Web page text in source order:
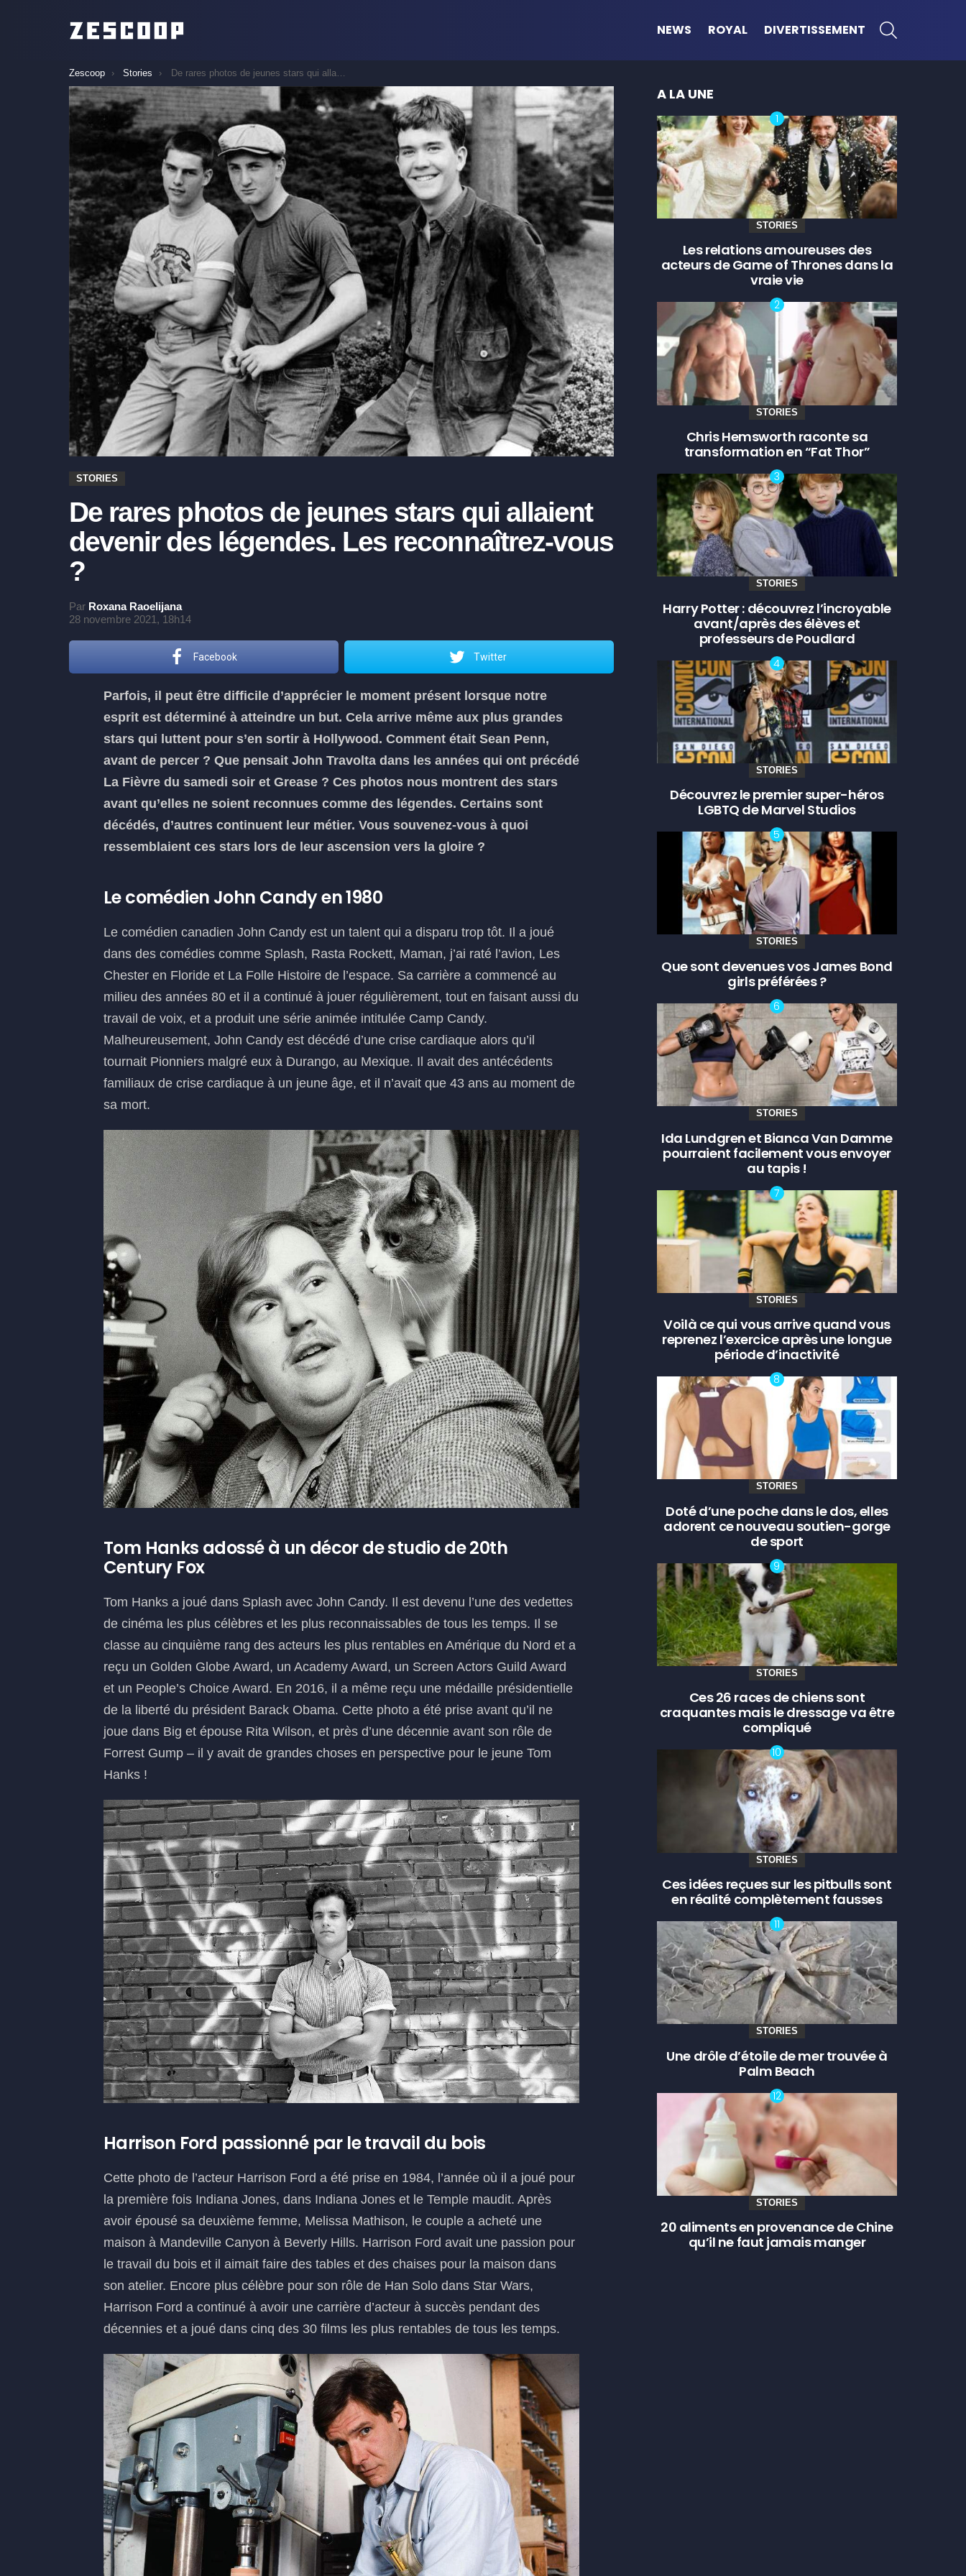
NEWS ROYAL DIVERTISSEMENT
You are here:
Zescoop Stories De rares photos de jeunes stars qui allaient devenir des légendes. Les reconnaîtrez-vous ?
STORIES
De rares photos de jeunes stars qui allaient
devenir des légendes. Les reconnaîtrez-vous
?
Par Roxana Raoelijana
28 novembre 2021, 18h14
Facebook Twitter
Parfois, il peut être difficile d’apprécier le moment présent lorsque notre
esprit est déterminé à atteindre un but. Cela arrive même aux plus grandes
stars qui luttent pour s’en sortir à Hollywood. Comment était Sean Penn,
avant de percer ? Que pensait John Travolta dans les années qui ont précédé
La Fièvre du samedi soir et Grease ? Ces photos nous montrent des stars
avant qu’elles ne soient reconnues comme des légendes. Certains sont
décédés, d’autres continuent leur métier. Vous souvenez-vous à quoi
ressemblaient ces stars lors de leur ascension vers la gloire ?
Le comédien John Candy en 1980
Le comédien canadien John Candy est un talent qui a disparu trop tôt. Il a joué
dans des comédies comme Splash, Rasta Rockett, Maman, j’ai raté l’avion, Les
Chester en Floride et La Folle Histoire de l’espace. Sa carrière a commencé au
milieu des années 80 et il a continué à jouer régulièrement, tout en faisant aussi du
travail de voix, et a produit une série animée intitulée Camp Candy.
Malheureusement, John Candy est décédé d’une crise cardiaque alors qu’il
tournait Pionniers malgré eux à Durango, au Mexique. Il avait des antécédents
familiaux de crise cardiaque à un jeune âge, et il n’avait que 43 ans au moment de
sa mort.
Tom Hanks adossé à un décor de studio de 20th
Century Fox
Tom Hanks a joué dans Splash avec John Candy. Il est devenu l’une des vedettes
de cinéma les plus célèbres et les plus reconnaissables de tous les temps. Il se
classe au cinquième rang des acteurs les plus rentables en Amérique du Nord et a
reçu un Golden Globe Award, un Academy Award, un Screen Actors Guild Award
et un People’s Choice Award. En 2016, il a même reçu une médaille présidentielle
de la liberté du président Barack Obama. Cette photo a été prise avant qu’il ne
joue dans Big et épouse Rita Wilson, et près d’une décennie avant son rôle de
Forrest Gump – il y avait de grandes choses en perspective pour le jeune Tom
Hanks !
Harrison Ford passionné par le travail du bois
Cette photo de l’acteur Harrison Ford a été prise en 1984, l’année où il a joué pour
la première fois Indiana Jones, dans Indiana Jones et le Temple maudit. Après
avoir épousé sa deuxième femme, Melissa Mathison, le couple a acheté une
maison à Mandeville Canyon à Beverly Hills. Harrison Ford avait une passion pour
le travail du bois et il aimait faire des tables et des chaises pour la maison dans
son atelier. Encore plus célèbre pour son rôle de Han Solo dans Star Wars,
Harrison Ford a continué à avoir une carrière d’acteur à succès pendant des
décennies et a joué dans cinq des 30 films les plus rentables de tous les temps.
A LA UNE
STORIES
Les relations amoureuses des
acteurs de Game of Thrones dans la
vraie vie
STORIES
Chris Hemsworth raconte sa
transformation en “Fat Thor”
STORIES
Harry Potter : découvrez l’incroyable
avant/après des élèves et
professeurs de Poudlard
STORIES
Découvrez le premier super-héros
LGBTQ de Marvel Studios
STORIES
Que sont devenues vos James Bond
girls préférées ?
STORIES
Ida Lundgren et Bianca Van Damme
pourraient facilement vous envoyer
au tapis !
STORIES
Voilà ce qui vous arrive quand vous
reprenez l’exercice après une longue
période d’inactivité
STORIES
Doté d’une poche dans le dos, elles
adorent ce nouveau soutien-gorge
de sport
STORIES
Ces 26 races de chiens sont
craquantes mais le dressage va être
compliqué
STORIES
Ces idées reçues sur les pitbulls sont
en réalité complètement fausses
STORIES
Une drôle d’étoile de mer trouvée à
Palm Beach
STORIES
20 aliments en provenance de Chine
qu’il ne faut jamais manger